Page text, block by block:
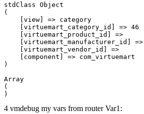
stdClass Object
(
    [view] => category
    [virtuemart_category_id] => 46
    [virtuemart_product_id] =>
    [virtuemart_manufacturer_id] =>
    [virtuemart_vendor_id] =>
    [component] => com_virtuemart
Array
(
4 vmdebug my vars from router Var1: